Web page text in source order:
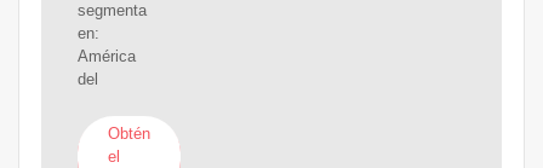
segmenta
en:
América
del
Obtén
el